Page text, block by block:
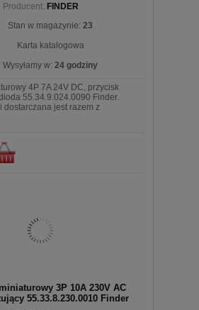
Producent: FINDER
Stan w magazynie: 23
Karta katalogowa
Wysyłamy w: 24 godziny
4P 7A 24V DC, przycisk
55.34.9.024.0090 Finder.
dostarczana jest razem z
3P 10A 230V AC
55.33.8.230.0010 Finder